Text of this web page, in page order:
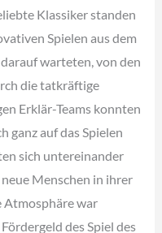
Klassiker standen
Spielen aus dem
warteten, von den
die tatkräftige
Erklär-Teams konnten
ganz auf das Spielen
sich untereinander
Menschen in ihrer
Atmosphäre war
des Spiel des